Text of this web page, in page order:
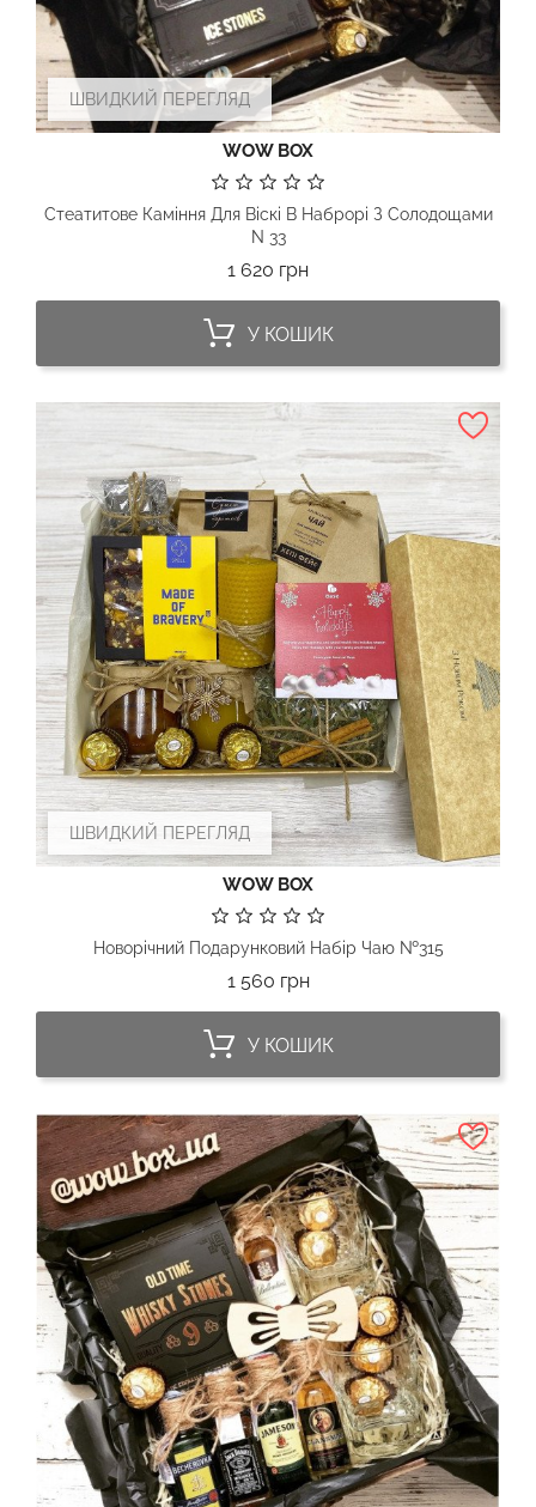
ШВИДКИЙ ПЕРЕГЛЯД
WOW BOX
Стеатитове Каміння Для Віскі В Наброрі З Солодощами
N 33
1 620 грнЦіна
У КОШИК
ШВИДКИЙ ПЕРЕГЛЯД
WOW BOX
Новорічний Подарунковий Набір Чаю №315
1 560 грнЦіна
У КОШИК